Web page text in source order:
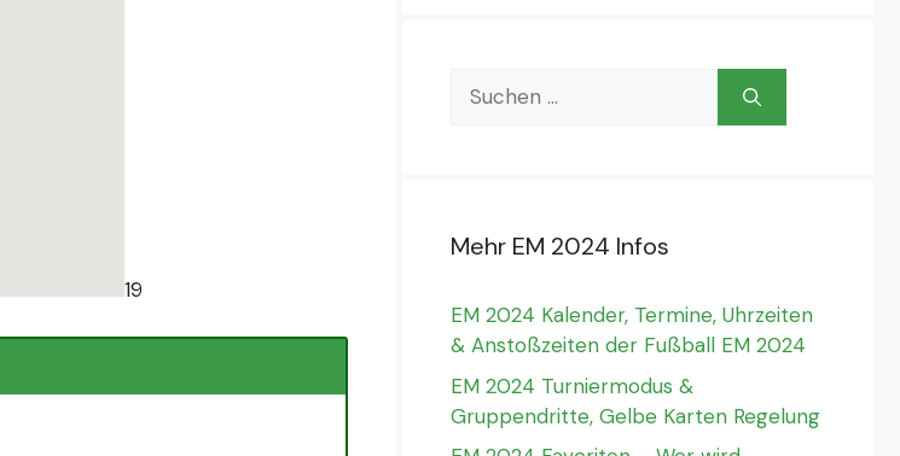
19
Suchen
nach:
Mehr EM 2024 Infos
EM 2024 Kalender, Termine, Uhrzeiten
& Anstoßzeiten der Fußball EM 2024
EM 2024 Turniermodus &
Gruppendritte, Gelbe Karten Regelung